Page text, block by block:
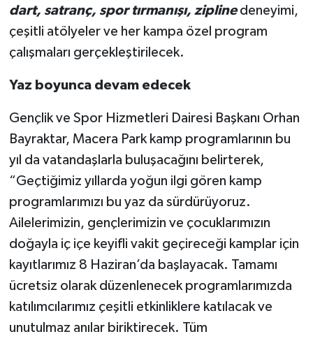
dart, satranç, spor tırmanışı, ziplinedeneyimi,
çeşitli atölyeler ve her kampa özel program
çalışmaları gerçekleştirilecek.
Yaz boyunca devam edecek
Gençlik ve Spor Hizmetleri Dairesi Başkanı Orhan
Bayraktar, Macera Park kamp programlarının bu
yıl da vatandaşlarla buluşacağını belirterek,
“Geçtiğimiz yıllarda yoğun ilgi gören kamp
programlarımızı bu yaz da sürdürüyoruz.
Ailelerimizin, gençlerimizin ve çocuklarımızın
doğayla iç içe keyifli vakit geçireceği kamplar için
kayıtlarımız 8 Haziran’da başlayacak. Tamamı
ücretsiz olarak düzenlenecek programlarımızda
katılımcılarımız çeşitli etkinliklere katılacak ve
unutulmaz anılar biriktirecek. Tüm